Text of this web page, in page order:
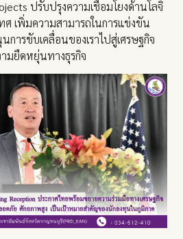
ปรับปรุงความเชื่อมโยงด้านโลจิ
เพิ่มความสามารถในการแข่งขัน
ารขับเคลื่อนของเราไปสู่เศรษฐกิจ
มยืดหยุ่นทางธุรกิจ